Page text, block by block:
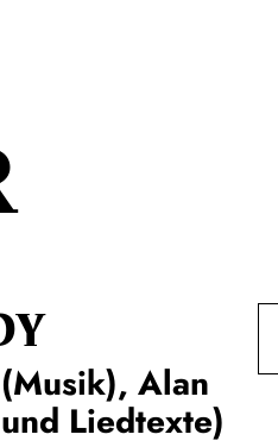
Alan
Liedtexte)